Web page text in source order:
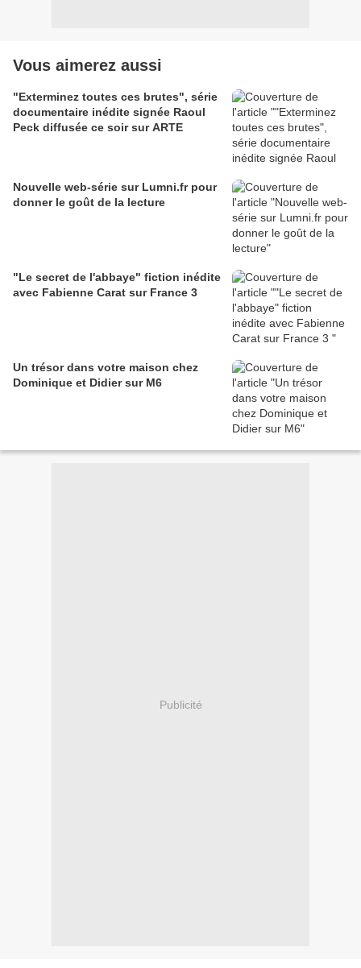
Vous aimerez aussi
"Exterminez toutes ces brutes", série
documentaire inédite signée Raoul
Peck diffusée ce soir sur ARTE
Nouvelle web-série sur Lumni.fr pour
donner le goût de la lecture
"Le secret de l'abbaye" fiction inédite
avec Fabienne Carat sur France 3
Un trésor dans votre maison chez
Dominique et Didier sur M6
Publicité